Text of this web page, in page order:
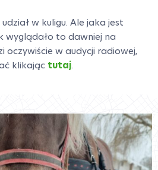
w kuligu. Ale jaka jest
wyglądało to dawniej na
oczywiście w audycji radiowej,
klikając tutaj.